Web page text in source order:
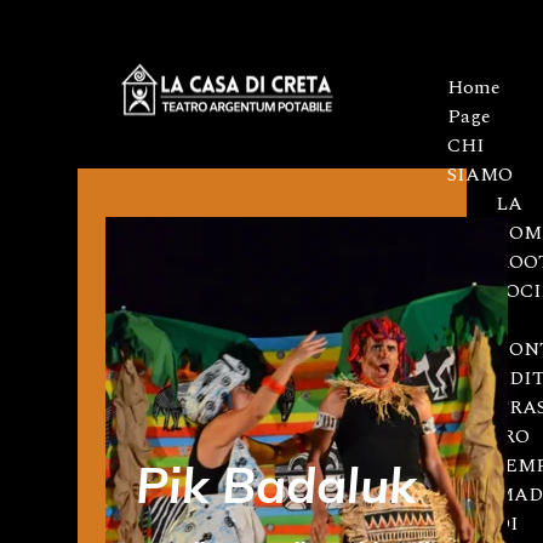
Home
Page
CHI
SIAMO
LA
E
TEATRO
DI
Pik Badaluk